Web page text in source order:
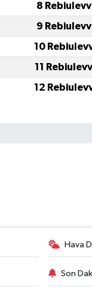
8
9
10
11
12
Hava
Son